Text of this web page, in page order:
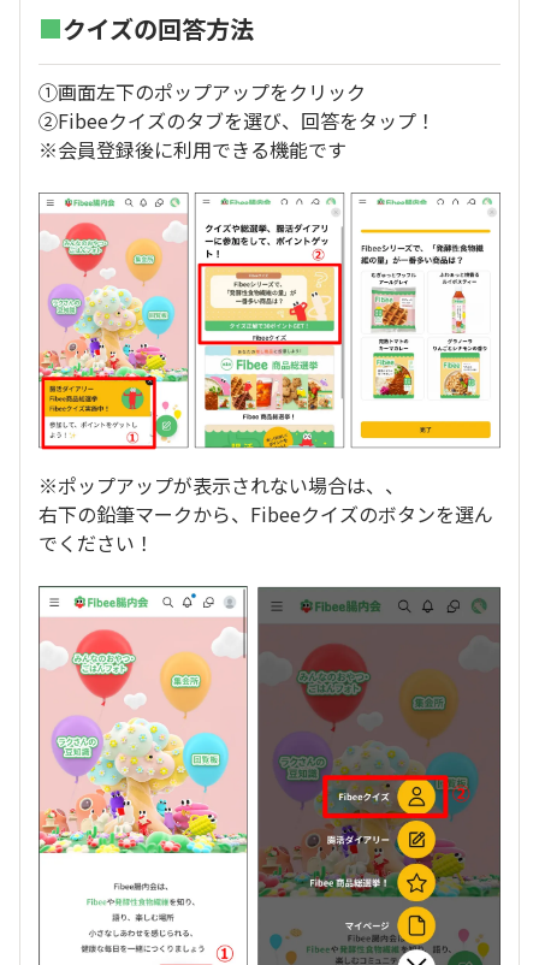
■クイズの回答方法
①画面左下のポップアップをクリック
②Fibeeクイズのタブを選び、回答をタップ！
※会員登録後に利用できる機能です
※ポップアップが表示されない場合は、、
右下の鉛筆マークから、Fibeeクイズのボタンを選ん
でください！